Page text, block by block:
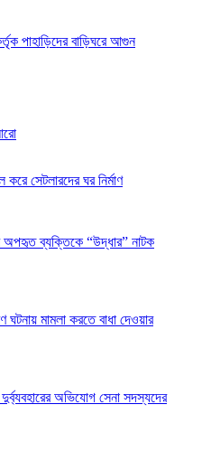
পাহাড়িদের বাড়িঘরে আগুন
করে সেটলারদের ঘর নির্মাণ
ব্যক্তিকে “উদ্ধার” নাটক
মামলা করতে বাধা দেওয়ার
অভিযোগ সেনা সদস্যদের